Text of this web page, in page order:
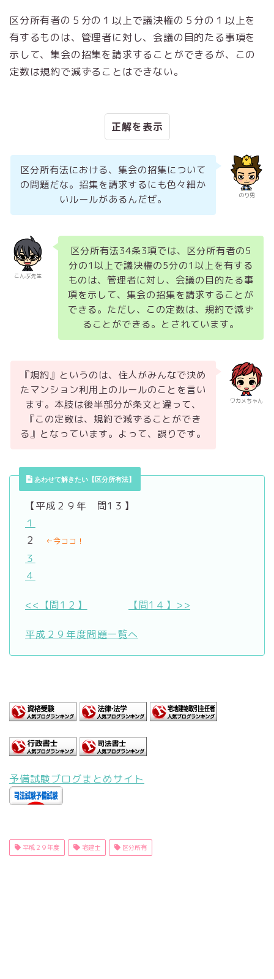
区分所有者の５分の１以上で議決権の５分の１以上を
有するものは、管理者に対し、会議の目的たる事項を
示して、集会の招集を請求することができるが、この
定数は規約で減ずることはできない。
正解
のり男
区分所有法における、集会の招集について
の問題だな。招集を請求するにも色々細か
いルールがあるんだぜ。
こんぶ先生
区分所有法34条3項では、区分所有者の5
分の1以上で議決権の5分の1以上を有する
ものは、管理者に対し、会議の目的たる事
項を示して、集会の招集を請求することが
できる。ただし、この定数は、規約で減ず
ることができる。とされています。
ワカメちゃん
『規約』というのは、住人がみんなで決め
たマンション利用上のルールのことを言い
ます。本肢は後半部分が条文と違って、
『この定数は、規約で減ずることができ
る』となっています。よって、誤りです。
あわせて解きたい【区分所有法】
【平成２９年 問1３】
１
２
←今ココ！
３
４
<<【問1２】 【問1４】>>
平成２９年度問題一覧へ
予備試験ブログまとめサイト
平成２９年度 宅建士 区分所有